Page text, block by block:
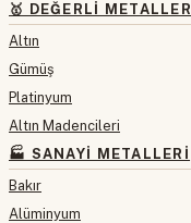
🥇 DEĞERLI METALLER
Altın
Gümüş
Platinyum
Altın Madencileri
🏭 SANAYI METALLERI
Bakır
Alüminyum